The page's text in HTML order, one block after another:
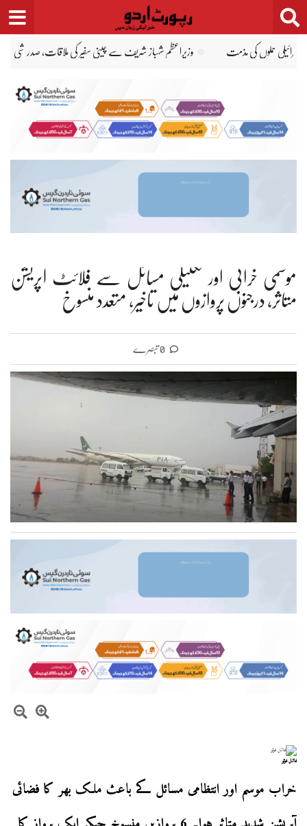
Skip
to
content
کا خط پیش کردیا اویس لغاری سے ایرانی سفیر رضا امیری مقدم کی ملاقات
موسمی خرابی اور تکنیکی مسائل سے فلائٹ آپریشن
متاثر، درجنوں پروازوں میں تاخیر، متعدد منسوخ
0 تبصرے
فائل فوٹو
خراب موسم اور انتظامی مسائل کے باعث ملک بھر کا فضائی